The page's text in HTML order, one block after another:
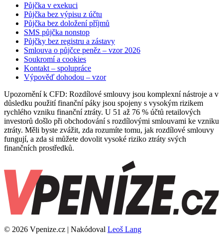
Půjčka v exekuci
Půjčka bez výpisu z účtu
Půjčka bez doložení příjmů
SMS půjčka nonstop
Půjčky bez registru a zástavy
Smlouva o půjčce peněz – vzor 2026
Soukromí a cookies
Kontakt – spolupráce
Výpověď dohodou – vzor
Upozornění k CFD: Rozdílové smlouvy jsou komplexní nástroje a v
důsledku použití finanční páky jsou spojeny s vysokým rizikem
rychlého vzniku finanční ztráty. U 51 až 76 % účtů retailových
investorů došlo při obchodování s rozdílovými smlouvami ke vzniku
ztráty. Měli byste zvážit, zda rozumíte tomu, jak rozdílové smlouvy
fungují, a zda si můžete dovolit vysoké riziko ztráty svých
finančních prostředků.
© 2026 Vpenize.cz | Nakódoval Leoš Lang